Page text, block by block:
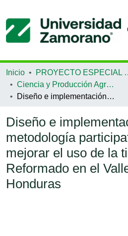
Inicio
PROYECTO
Ciencia y Producción Agropecuaria
Diseño e implementación de una metodología participativa para mejorar el uso de la tierra del Sector Reformado en el Valle de Jamastrán, Honduras
Diseño e
metodología
mejorar el uso de la
Reformado en el
Honduras